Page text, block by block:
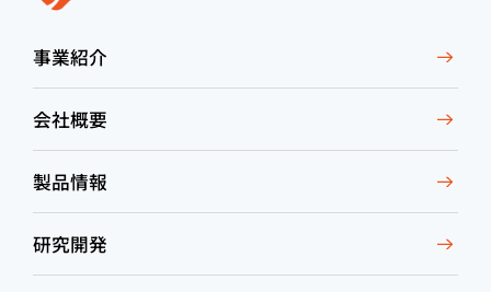
事業紹介
会社概要
製品情報
研究開発